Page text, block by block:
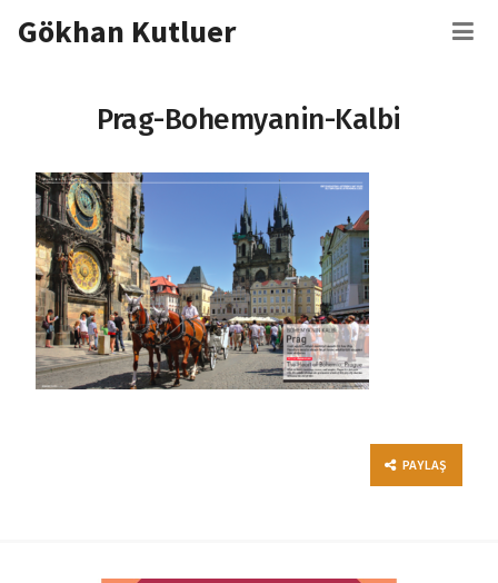
atlaGökhan Kutluer
Prag-Bohemyanin-Kalbi
PAYLAŞ